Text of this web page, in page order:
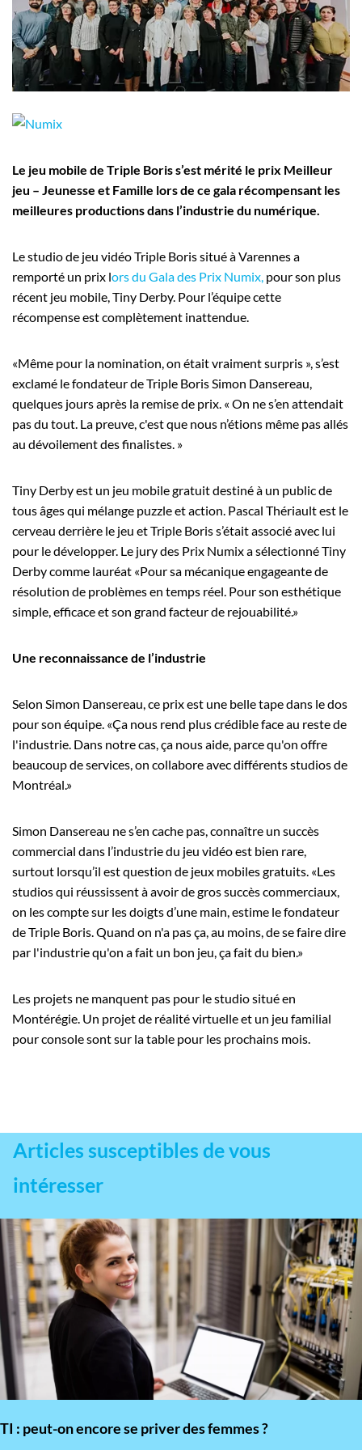
Employeurs
Publiez une offre d'emploi
Le jeu mobile de Triple Boris s’est mérité le prix Meilleur
jeu – Jeunesse et Famille lors de ce gala récompensant les
meilleures productions dans l’industrie du numérique.
Le studio de jeu vidéo Triple Boris situé à Varennes a
remporté un prix lors du Gala des Prix Numix, pour son plus
récent jeu mobile, Tiny Derby. Pour l’équipe cette
récompense est complètement inattendue.
«Même pour la nomination, on était vraiment surpris », s’est
exclamé le fondateur de Triple Boris Simon Dansereau,
quelques jours après la remise de prix. « On ne s’en attendait
pas du tout. La preuve, c'est que nous n’étions même pas allés
au dévoilement des finalistes. »
Tiny Derby est un jeu mobile gratuit destiné à un public de
tous âges qui mélange puzzle et action. Pascal Thériault est le
cerveau derrière le jeu et Triple Boris s’était associé avec lui
pour le développer. Le jury des Prix Numix a sélectionné Tiny
Derby comme lauréat «Pour sa mécanique engageante de
résolution de problèmes en temps réel. Pour son esthétique
simple, efficace et son grand facteur de rejouabilité.»
Une reconnaissance de l’industrie
Selon Simon Dansereau, ce prix est une belle tape dans le dos
pour son équipe. «Ça nous rend plus crédible face au reste de
l'industrie. Dans notre cas, ça nous aide, parce qu'on offre
beaucoup de services, on collabore avec différents studios de
Montréal.»
Simon Dansereau ne s’en cache pas, connaître un succès
commercial dans l’industrie du jeu vidéo est bien rare,
surtout lorsqu’il est question de jeux mobiles gratuits. «Les
studios qui réussissent à avoir de gros succès commerciaux,
on les compte sur les doigts d’une main, estime le fondateur
de Triple Boris. Quand on n'a pas ça, au moins, de se faire dire
par l'industrie qu'on a fait un bon jeu, ça fait du bien.»
Les projets ne manquent pas pour le studio situé en
Montérégie. Un projet de réalité virtuelle et un jeu familial
pour console sont sur la table pour les prochains mois.
Articles susceptibles de vous
intéresser
TI : peut-on encore se priver des femmes ?